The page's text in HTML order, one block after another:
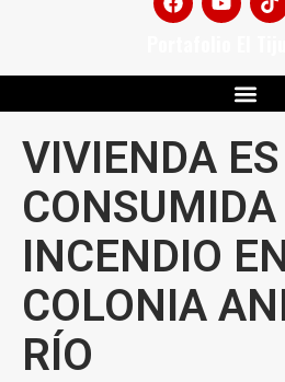
VIVIENDA ES
INCENDIO
COLONIA
RÍO